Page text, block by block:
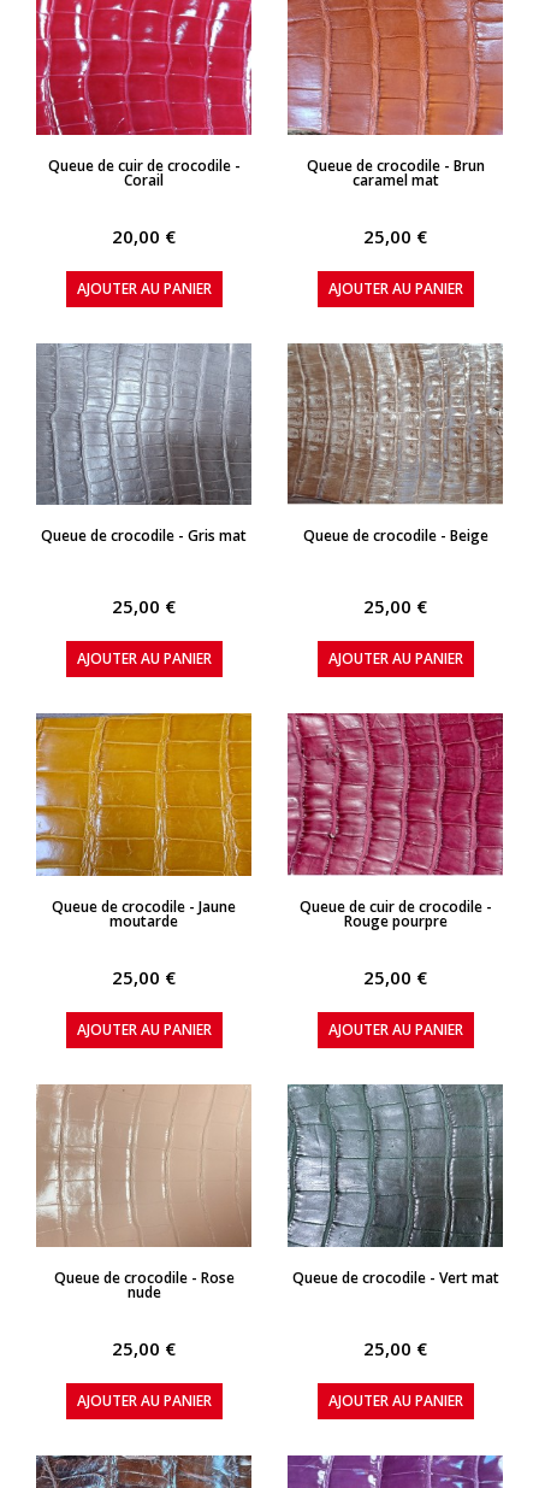
APERÇU RAPIDE
Queue de cuir de crocodile -
Corail
20,00 €
AJOUTER AU PANIER
APERÇU RAPIDE
Queue de crocodile - Brun
caramel mat
25,00 €
AJOUTER AU PANIER
APERÇU RAPIDE
Queue de crocodile - Gris mat
25,00 €
AJOUTER AU PANIER
APERÇU RAPIDE
Queue de crocodile - Beige
25,00 €
AJOUTER AU PANIER
APERÇU RAPIDE
Queue de crocodile - Jaune
moutarde
25,00 €
AJOUTER AU PANIER
APERÇU RAPIDE
Queue de cuir de crocodile -
Rouge pourpre
25,00 €
AJOUTER AU PANIER
APERÇU RAPIDE
Queue de crocodile - Rose
nude
25,00 €
AJOUTER AU PANIER
APERÇU RAPIDE
Queue de crocodile - Vert mat
25,00 €
AJOUTER AU PANIER